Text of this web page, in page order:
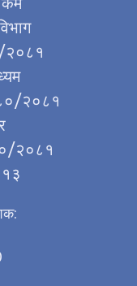
२०८१
२०८१
२०८१